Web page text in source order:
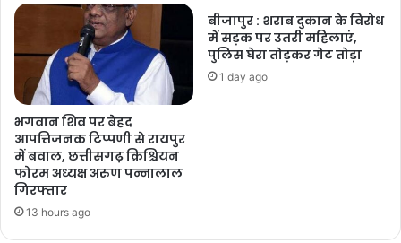
भगवान शिव पर बेहद
आपत्तिजनक टिप्पणी से रायपुर
में बवाल, छत्तीसगढ़ क्रिश्चियन
फोरम अध्यक्ष अरुण पन्नालाल
गिरफ्तार
13 hours ago
बीजापुर : शराब दुकान के विरोध
में सड़क पर उतरी महिलाएं,
पुलिस घेरा तोड़कर गेट तोड़ा
1 day ago